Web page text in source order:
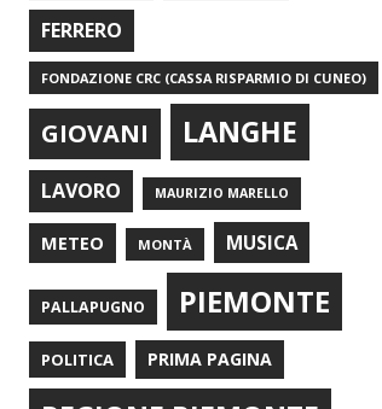
FERRERO
FONDAZIONE CRC (CASSA RISPARMIO DI CUNEO)
GIOVANI LANGHE
LAVORO MAURIZIO MARELLO
METEO MONTÀ MUSICA
PALLAPUGNO PIEMONTE
POLITICA PRIMA PAGINA